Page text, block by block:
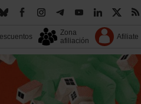
Zona
afiliación
Afiliate